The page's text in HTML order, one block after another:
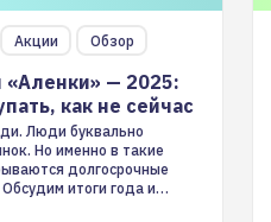
Акции Обзор
«Аленки» — 2025:
как не сейчас
Люди буквально
Но именно в такие
долгосрочные
итоги года и